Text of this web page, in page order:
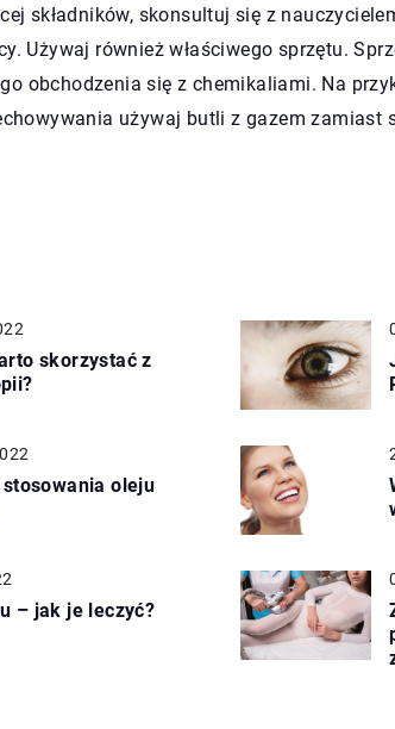
składników, skonsultuj się z
Używaj również właściwego sprzętu.
obchodzenia się z chemikaliami. Na
używaj butli z gazem zamiast
skorzystać z
oleju
– jak je leczyć?